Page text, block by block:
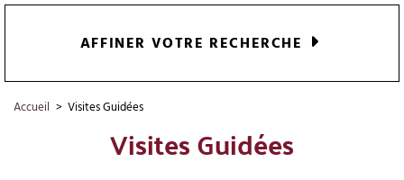
AFFINER VOTRE RECHERCHE
Accueil > Visites Guidées
Visites Guidées